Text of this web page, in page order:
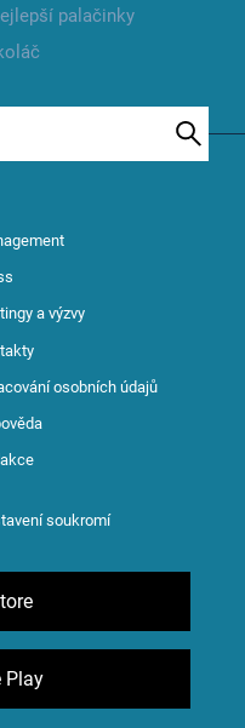
palačinky
a výzvy
osobních údajů
soukromí
Play